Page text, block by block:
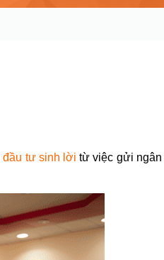
đầu tư sinh lời từ việc gửi ngân